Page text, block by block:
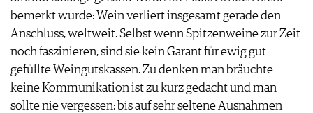
bemerkt wurde: Wein verliert insgesamt gerade den
Anschluss, weltweit. Selbst wenn Spitzenweine zur Zeit
noch faszinieren, sind sie kein Garant für ewig gut
gefüllte Weingutskassen. Zu denken man bräuchte
keine Kommunikation ist zu kurz gedacht und man
sollte nie vergessen: bis auf sehr seltene Ausnahmen